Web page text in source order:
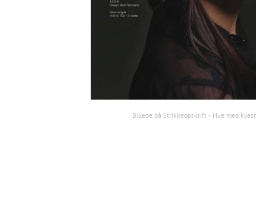
Billede på Strikkeopskrift - Hue med kvast